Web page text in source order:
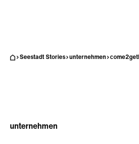
Seestadt Stories unternehmen
unternehmen